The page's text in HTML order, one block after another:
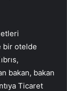
bir otelde
bakan, bakan
Ticaret